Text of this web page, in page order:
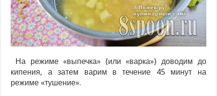
На режиме «выпечка» (или «варка») доводим до
кипения, а затем варим в течение 45 минут на
режиме «тушение».